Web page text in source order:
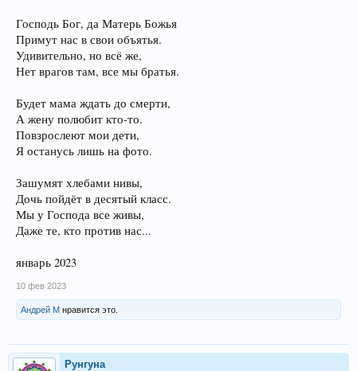
Господь Бог, да Матерь Божья
Примут нас в свои объятья.
Удивительно, но всё же,
Нет врагов там, все мы братья.
Будет мама ждать до смерти,
А жену полюбит кто-то.
Повзрослеют мои дети,
Я останусь лишь на фото.
Зашумят хлебами нивы,
Дочь пойдёт в десятый класс.
Мы у Господа все живы,
Даже те, кто против нас...
январь 2023
10 фев 2023
Андрей М нравится это.
Рунгуна